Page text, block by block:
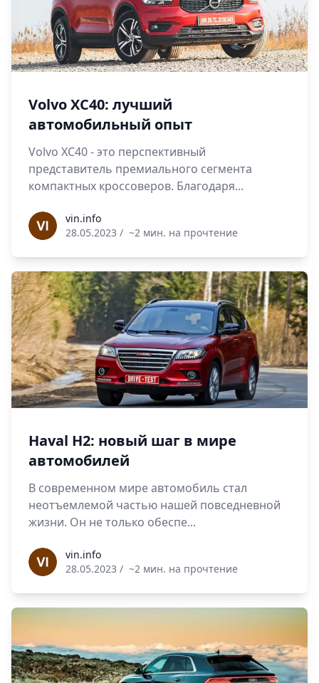
Volvo XC40: лучший
автомобильный опыт
Volvo XC40 - это перспективный
представитель премиального сегмента
компактных кроссоверов. Благодаря...
vin.infovin.info
28.05.2023 / ~2 мин. на прочтение
Haval H2: новый шаг в мире
автомобилей
В современном мире автомобиль стал
неотъемлемой частью нашей повседневной
жизни. Он не только обеспе...
vin.infovin.info
28.05.2023 / ~2 мин. на прочтение